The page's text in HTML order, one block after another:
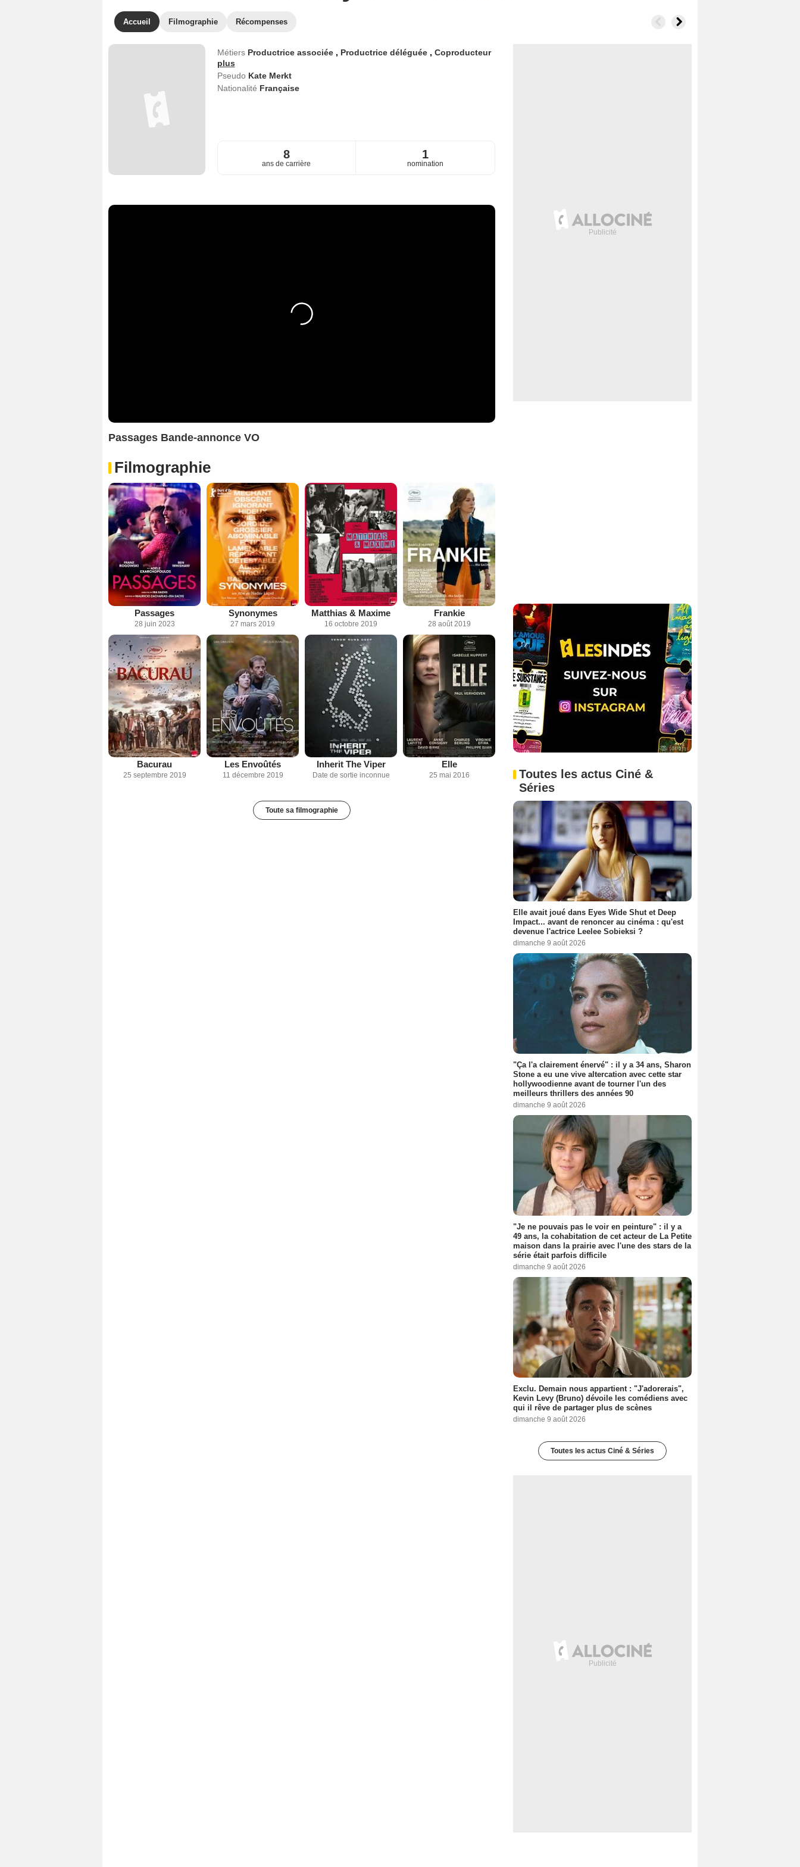
Accueil Filmographie Récompenses
Métiers Productrice associée , Productrice déléguée , Coproducteur
plus
Pseudo Kate Merkt
Nationalité Française
8
ans de carrière
1
nomination
Passages Bande-annonce VO
Filmographie
Passages
28 juin 2023
Synonymes
27 mars 2019
Matthias & Maxime
16 octobre 2019
Frankie
28 août 2019
Bacurau
25 septembre 2019
Les Envoûtés
11 décembre 2019
Inherit The Viper
Date de sortie inconnue
Elle
25 mai 2016
Toute sa filmographie
Toutes les actus Ciné &
Séries
Elle avait joué dans Eyes Wide Shut et Deep
Impact... avant de renoncer au cinéma : qu'est
devenue l'actrice Leelee Sobieksi ?
dimanche 9 août 2026
"Ça l'a clairement énervé" : il y a 34 ans, Sharon
Stone a eu une vive altercation avec cette star
hollywoodienne avant de tourner l'un des
meilleurs thrillers des années 90
dimanche 9 août 2026
"Je ne pouvais pas le voir en peinture" : il y a
49 ans, la cohabitation de cet acteur de La Petite
maison dans la prairie avec l'une des stars de la
série était parfois difficile
dimanche 9 août 2026
Exclu. Demain nous appartient : "J'adorerais",
Kevin Levy (Bruno) dévoile les comédiens avec
qui il rêve de partager plus de scènes
dimanche 9 août 2026
Toutes les actus Ciné & Séries